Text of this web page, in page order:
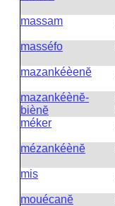
massam
masséfo
mazankéèenĕ
mazankéènĕ-
biènĕ
méker
mézankéènĕ
mis
mouécanĕ